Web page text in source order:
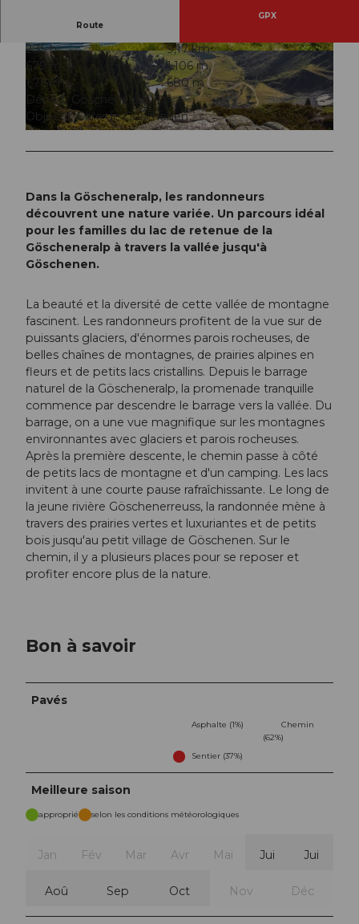
© Andermatt-Urserntal Tourismus GmbH, Ferie
nregion Andermatt
© Andermatt-Urserntal Tourismus GmbH, Ferie
nregion Andermatt
Route
GPX
2:35 h
9,17 km
679 m
1.106 m
1.786 m
680 m
Départ: Göscheneralp
Objectif: Gare de Göschenen
Dans la Göscheneralp, les randonneurs
découvrent une nature variée. Un parcours idéal
pour les familles du lac de retenue de la
Göscheneralp à travers la vallée jusqu'à
Göschenen.
La beauté et la diversité de cette vallée de montagne
fascinent. Les randonneurs profitent de la vue sur de
puissants glaciers, d'énormes parois rocheuses, de
belles chaînes de montagnes, de prairies alpines en
fleurs et de petits lacs cristallins. Depuis le barrage
naturel de la Göscheneralp, la promenade tranquille
commence par descendre le barrage vers la vallée. Du
barrage, on a une vue magnifique sur les montagnes
environnantes avec glaciers et parois rocheuses.
Après la première descente, le chemin passe à côté
de petits lacs de montagne et d'un camping. Les lacs
invitent à une courte pause rafraîchissante. Le long de
la jeune rivière Göschenerreuss, la randonnée mène à
travers des prairies vertes et luxuriantes et de petits
bois jusqu'au petit village de Göschenen. Sur le
chemin, il y a plusieurs places pour se reposer et
profiter encore plus de la nature.
Bon à savoir
Pavés
Asphalte (1%)
Chemin
(62%)
Sentier (37%)
Meilleure saison
approprié selon les conditions météorologiques
Jan Fév Mar Avr Mai Jui Jui
Aoû Sep Oct Nov Déc